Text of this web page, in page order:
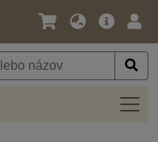
Jazyk
Mena
Hlavná